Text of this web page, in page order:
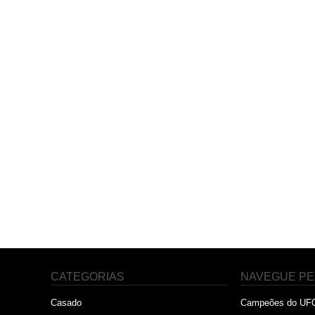
CATEGORIAS
Casado
NAVEGUE
Campeões do